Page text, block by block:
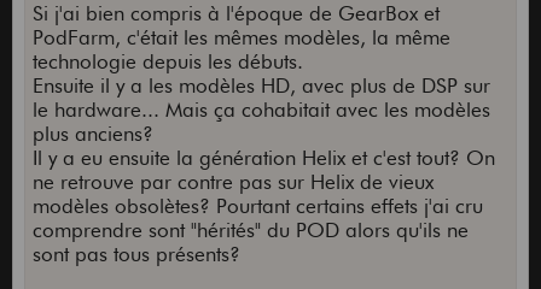
Si j'ai bien compris à l'époque de GearBox et
PodFarm, c'était les mêmes modèles, la même
technologie depuis les débuts.
Ensuite il y a les modèles HD, avec plus de DSP sur
le hardware... Mais ça cohabitait avec les modèles
plus anciens?
Il y a eu ensuite la génération Helix et c'est tout? On
ne retrouve par contre pas sur Helix de vieux
modèles obsolètes? Pourtant certains effets j'ai cru
comprendre sont "hérités" du POD alors qu'ils ne
sont pas tous présents?